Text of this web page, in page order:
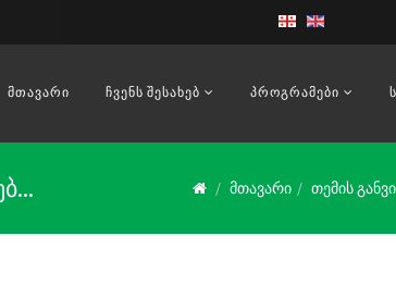
ᲛᲗᲐᲕᲐᲠᲘ ᲩᲕᲔᲜᲡ ᲨᲔᲡᲐᲮᲔᲑ ᲞᲠᲝᲒᲠᲐᲛᲔᲑᲘ
მთავარი თემის